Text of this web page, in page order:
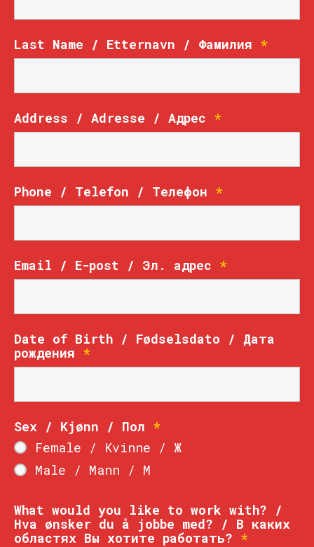
Last Name / Etternavn / Фамилия *
Address / Adresse / Адрес *
Phone / Telefon / Телефон *
Email / E-post / Эл. адрес *
Date of Birth / Fødselsdato / Дата
рождения *
Sex / Kjønn / Пол *
Female / Kvinne / Ж
Male / Mann / М
What would you like to work with? /
Hva ønsker du å jobbe med? / В каких
областях Вы хотите работать? *